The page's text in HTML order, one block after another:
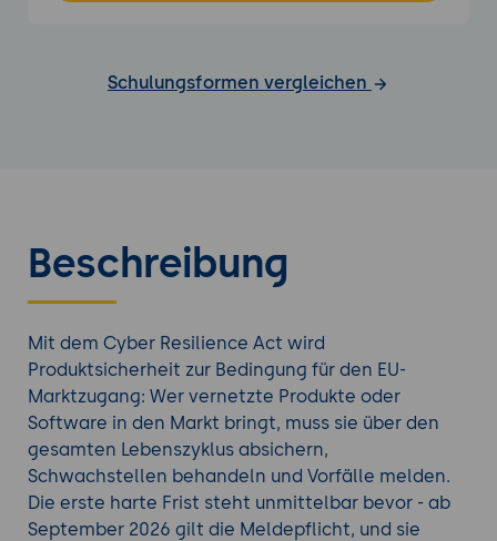
Schulungsformen vergleichen
Beschreibung
Mit dem Cyber Resilience Act wird
Produktsicherheit zur Bedingung für den EU-
Marktzugang: Wer vernetzte Produkte oder
Software in den Markt bringt, muss sie über den
gesamten Lebenszyklus absichern,
Schwachstellen behandeln und Vorfälle melden.
Die erste harte Frist steht unmittelbar bevor - ab
September 2026 gilt die Meldepflicht, und sie